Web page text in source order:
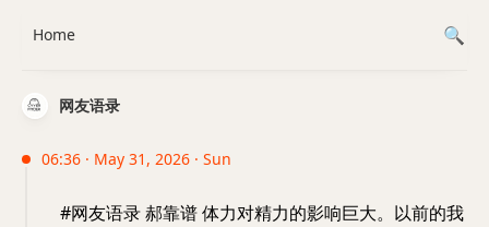
网友语录
06:36 · May 31, 2026 · Sun
#网友语录 郝靠谱 体力对精力的影响巨大。以前的我
Home